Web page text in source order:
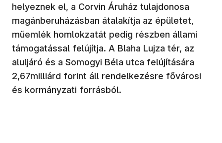
helyeznek el, a Corvin Áruház tulajdonosa
magánberuházásban átalakítja az épületet,
műemlék homlokzatát pedig részben állami
támogatással felújítja. A Blaha Lujza tér, az
aluljáró és a Somogyi Béla utca felújítására
2,67milliárd forint áll rendelkezésre fővárosi
és kormányzati forrásból.